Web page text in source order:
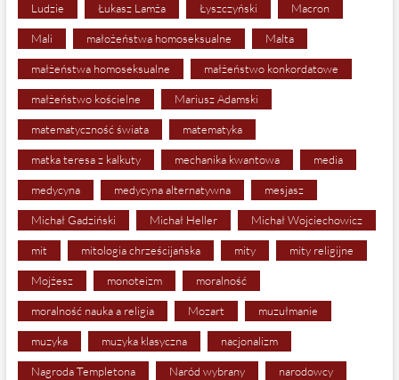
Ludzie Łukasz Lamża Łyszczyński Macron
Mali małożeństwa homoseksualne Malta
małżeństwa homoseksualne małżeństwo konkordatowe
małżeństwo kościelne Mariusz Adamski
matematyczność świata matematyka
matka teresa z kalkuty mechanika kwantowa media
medycyna medycyna alternatywna mesjasz
Michał Gadziński Michał Heller Michał Wojciechowicz
mit mitologia chrześcijańska mity mity religijne
Mojżesz monoteizm moralność
moralność nauka a religia Mozart muzułmanie
muzyka muzyka klasyczna nacjonalizm
Nagroda Templetona Naród wybrany narodowcy